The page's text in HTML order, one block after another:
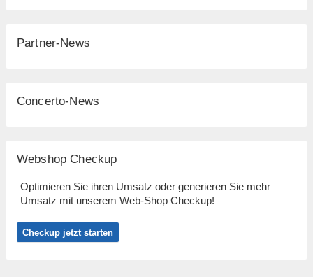
Partner-News
Concerto-News
Webshop Checkup
Optimieren Sie ihren Umsatz oder generieren Sie mehr
Umsatz mit unserem Web-Shop Checkup!
Checkup jetzt starten